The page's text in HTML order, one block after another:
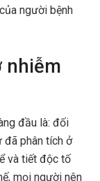
người bệnh
nhiễm
đầu là: đối
đã phân tích ở
và tiết độc tố
mọi người nên